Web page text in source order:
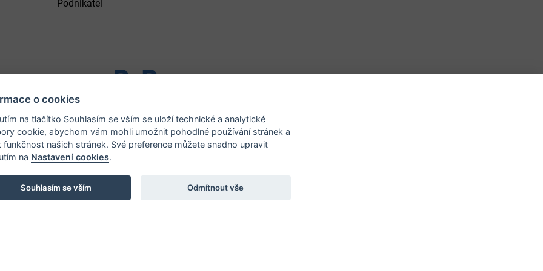
o cookies
na tlačítko Souhlasím se vším se uloží technické a analytické
cookie, abychom vám mohli umožnit pohodlné používání stránek a
funkčnost našich stránek. Své preference můžete snadno upravit
na Nastavení cookies.
Souhlasím se vším Odmítnout vše
Podnikatel